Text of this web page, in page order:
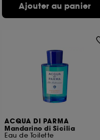
Ajouter au panier
ACQUA DI PARMA
Mandarino di Sicilia
Eau de Toilette